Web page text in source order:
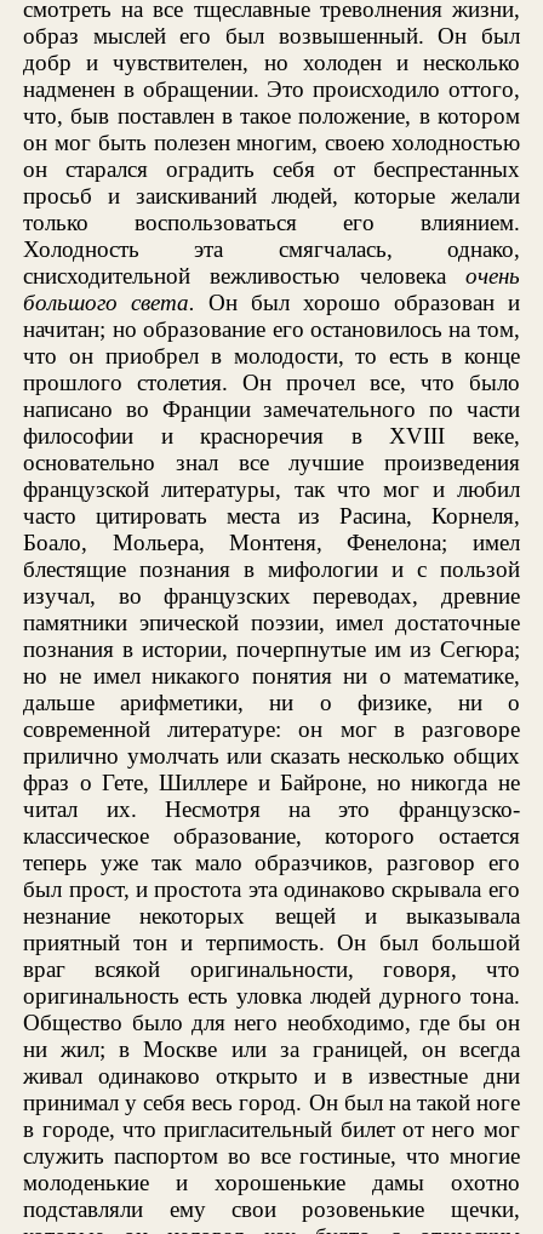
смотреть на все тщеславные треволнения жизни,
образ мыслей его был возвышенный. Он был
добр и чувствителен, но холоден и несколько
надменен в обращении. Это происходило оттого,
что, быв поставлен в такое положение, в котором
он мог быть полезен многим, своею холодностью
он старался оградить себя от беспрестанных
просьб и заискиваний людей, которые желали
только воспользоваться его влиянием.
Холодность эта смягчалась, однако,
снисходительной вежливостью человека очень
большого света.
Он был хорошо образован и
начитан; но образование его остановилось на том,
что он приобрел в молодости, то есть в конце
прошлого столетия. Он прочел все, что было
написано во Франции замечательного по части
философии и красноречия в XVIII веке,
основательно знал все лучшие произведения
французской литературы, так что мог и любил
часто цитировать места из Расина, Корнеля,
Боало, Мольера, Монтеня, Фенелона; имел
блестящие познания в мифологии и с пользой
изучал, во французских переводах, древние
памятники эпической поэзии, имел достаточные
познания в истории, почерпнутые им из Сегюра;
но не имел никакого понятия ни о математике,
дальше арифметики, ни о физике, ни о
современной литературе: он мог в разговоре
прилично умолчать или сказать несколько общих
фраз о Гете, Шиллере и Байроне, но никогда не
читал их. Несмотря на это французско-
классическое образование, которого остается
теперь уже так мало образчиков, разговор его
был прост, и простота эта одинаково скрывала его
незнание некоторых вещей и выказывала
приятный тон и терпимость. Он был большой
враг всякой оригинальности, говоря, что
оригинальность есть уловка людей дурного тона.
Общество было для него необходимо, где бы он
ни жил; в Москве или за границей, он всегда
живал одинаково открыто и в известные дни
принимал у себя весь город. Он был на такой ноге
в городе, что пригласительный билет от него мог
служить паспортом во все гостиные, что многие
молоденькие и хорошенькие дамы охотно
подставляли ему свои розовенькие щечки,